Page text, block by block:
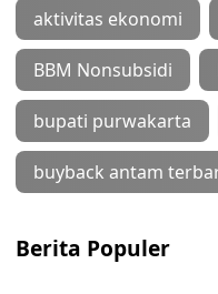
aktivitas ekonomi
BBM Nonsubsidi
bupati purwakarta
buyback antam
Berita Populer